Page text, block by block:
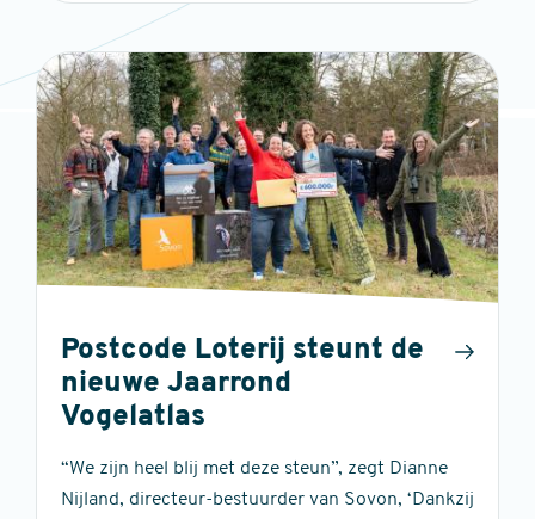
Postcode Loterij steunt de
nieuwe Jaarrond
Vogelatlas
“We zijn heel blij met deze steun”, zegt Dianne
Nijland, directeur-bestuurder van Sovon, ‘Dankzij